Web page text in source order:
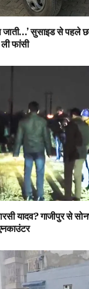
जाती…’ सुसाइड से पहले
फांसी
यादव? गाजीपुर से